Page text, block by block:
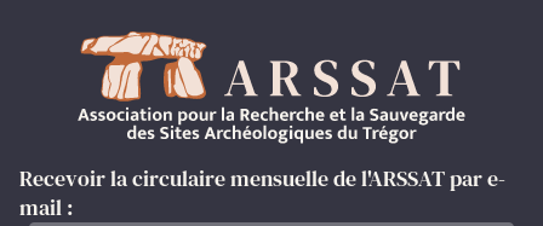
Recevoir la circulaire mensuelle de l'ARSSAT par e-
mail :